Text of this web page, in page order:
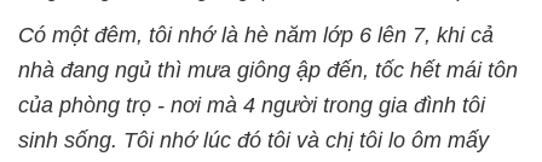
Có một đêm, tôi nhớ là hè năm lớp 6 lên 7, khi cả
nhà đang ngủ thì mưa giông ập đến, tốc hết mái tôn
của phòng trọ - nơi mà 4 người trong gia đình tôi
sinh sống. Tôi nhớ lúc đó tôi và chị tôi lo ôm mấy